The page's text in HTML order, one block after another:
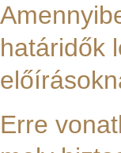
határidők
Erre